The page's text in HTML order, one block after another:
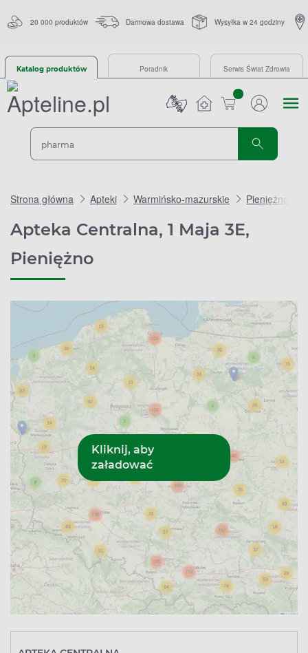
20 000 produktów Darmowa dostawa Wysyłka w 24 godziny
Katalog produktów Poradnik Serwis Świat Zdrowia
sztuk
Strona główna Apteki Warmińsko-mazurskie Pieniężno
Apteka Centralna, 1 Maja 3E,
Pieniężno